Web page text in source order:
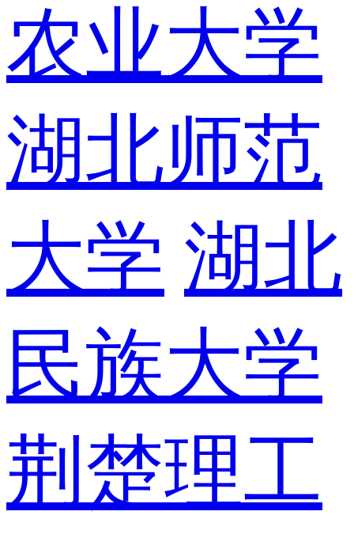
农业大学
湖北师范
大学 湖北
民族大学
荆楚理工